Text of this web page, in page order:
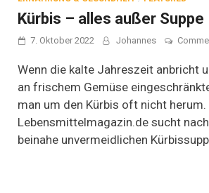
Kürbis – alles außer Suppe
7. Oktober 2022 Johannes
Wenn die kalte Jahreszeit anbricht
an frischem Gemüse
man um den Kürbis oft nicht herum.
Lebensmittelmagazin.de sucht
beinahe unvermeidlichen